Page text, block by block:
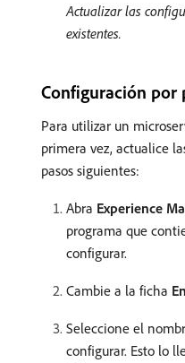
Actualizar las
existentes.
Configuración por
Para utilizar un
primera vez, actualice
pasos siguientes:
Abra Experience
programa que
configurar.
Cambie a la ficha
Seleccione el
configurar. Esto lo